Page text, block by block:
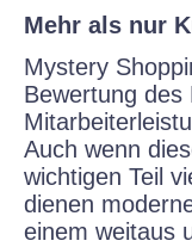
Mehr als nur
Mystery
Bewertung des
Auch wenn
wichtigen Teil
dienen
einem weitaus